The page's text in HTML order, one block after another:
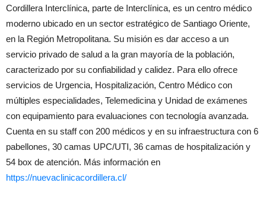
Cordillera Interclínica, parte de Interclínica, es un centro médico
moderno ubicado en un sector estratégico de Santiago Oriente,
en la Región Metropolitana. Su misión es dar acceso a un
servicio privado de salud a la gran mayoría de la población,
caracterizado por su confiabilidad y calidez. Para ello ofrece
servicios de Urgencia, Hospitalización, Centro Médico con
múltiples especialidades, Telemedicina y Unidad de exámenes
con equipamiento para evaluaciones con tecnología avanzada.
Cuenta en su staff con 200 médicos y en su infraestructura con 6
pabellones, 30 camas UPC/UTI, 36 camas de hospitalización y
54 box de atención. Más información en
https://nuevaclinicacordillera.cl/